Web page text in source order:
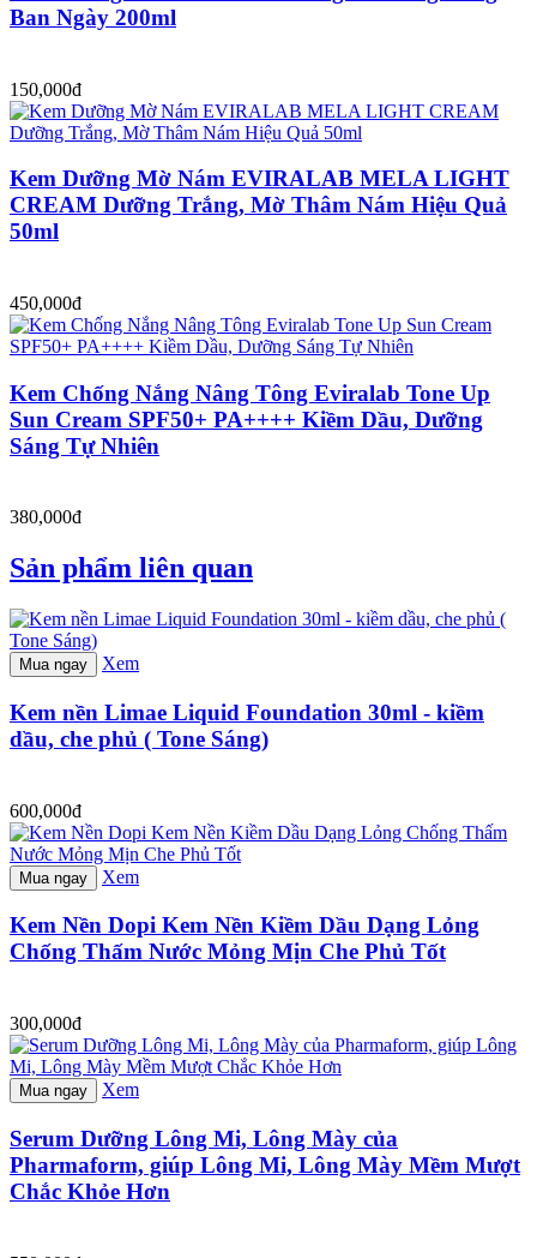
Ban Ngày 200ml
150,000đ
Kem Dưỡng Mờ Nám EVIRALAB MELA LIGHT
CREAM Dưỡng Trắng, Mờ Thâm Nám Hiệu Quả
50ml
450,000đ
Kem Chống Nắng Nâng Tông Eviralab Tone Up
Sun Cream SPF50+ PA++++ Kiềm Dầu, Dưỡng
Sáng Tự Nhiên
380,000đ
Sản phẩm liên quan
Mua ngay Xem
Kem nền Limae Liquid Foundation 30ml - kiềm
dầu, che phủ ( Tone Sáng)
600,000đ
Mua ngay Xem
Kem Nền Dopi Kem Nền Kiềm Dầu Dạng Lỏng
Chống Thấm Nước Mỏng Mịn Che Phủ Tốt
300,000đ
Mua ngay Xem
Serum Dưỡng Lông Mi, Lông Mày của
Pharmaform, giúp Lông Mi, Lông Mày Mềm Mượt
Chắc Khỏe Hơn